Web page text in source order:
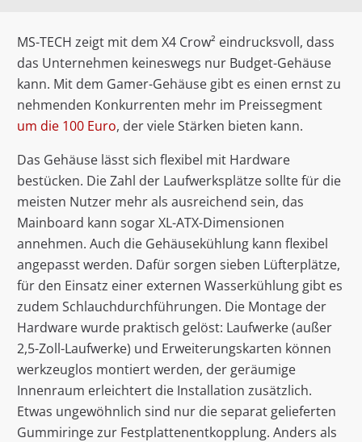
MS-TECH zeigt mit dem X4 Crow² eindrucksvoll, dass
das Unternehmen keineswegs nur Budget-Gehäuse
kann. Mit dem Gamer-Gehäuse gibt es einen ernst zu
nehmenden Konkurrenten mehr im Preissegment
um die 100 Euro, der viele Stärken bieten kann.
Das Gehäuse lässt sich flexibel mit Hardware
bestücken. Die Zahl der Laufwerksplätze sollte für die
meisten Nutzer mehr als ausreichend sein, das
Mainboard kann sogar XL-ATX-Dimensionen
annehmen. Auch die Gehäusekühlung kann flexibel
angepasst werden. Dafür sorgen sieben Lüfterplätze,
für den Einsatz einer externen Wasserkühlung gibt es
zudem Schlauchdurchführungen. Die Montage der
Hardware wurde praktisch gelöst: Laufwerke (außer
2,5-Zoll-Laufwerke) und Erweiterungskarten können
werkzeuglos montiert werden, der geräumige
Innenraum erleichtert die Installation zusätzlich.
Etwas ungewöhnlich sind nur die separat gelieferten
Gummiringe zur Festplattenentkopplung. Anders als